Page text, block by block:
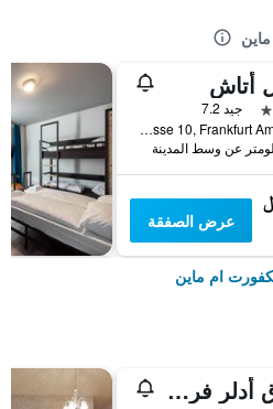
أتاش
جيد 7.2
Kolner Strasse 10, Frankfurt Am Main, فرانكفورت ام ماين, هسه, ألمانيا
عرض الصفقة
ام ماين
فندق أدلر فرانكفورت